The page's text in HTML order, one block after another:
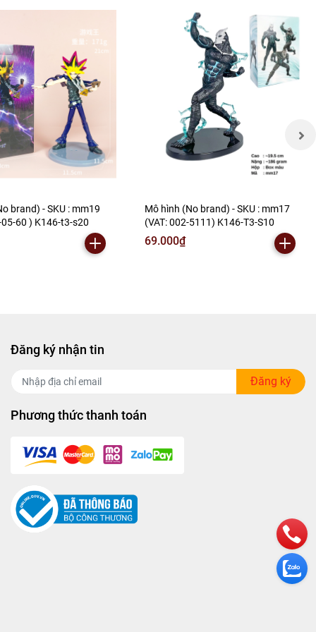
brand) - SKU : mm19
05-60 ) K146-t3-s20
Mô hình (No brand) - SKU : mm17
(VAT: 002-5111) K146-T3-S10
69.000₫
Đăng ký nhận tin
Đăng ký
Phương thức thanh toán